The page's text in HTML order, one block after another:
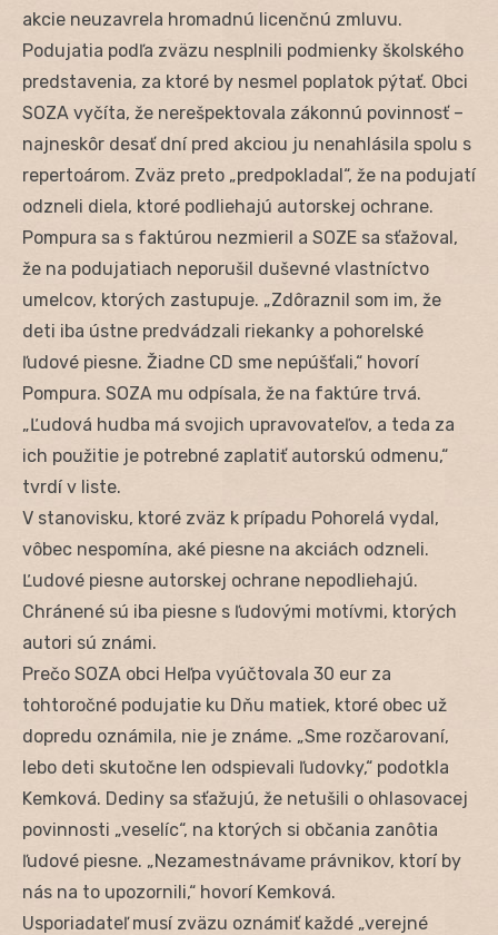
akcie neuzavrela hromadnú licenčnú zmluvu.
Podujatia podľa zväzu nesplnili podmienky školského
predstavenia, za ktoré by nesmel poplatok pýtať. Obci
SOZA vyčíta, že nerešpektovala zákonnú povinnosť –
najneskôr desať dní pred akciou ju nenahlásila spolu s
repertoárom. Zväz preto „predpokladal“, že na podujatí
odzneli diela, ktoré podliehajú autorskej ochrane.
Pompura sa s faktúrou nezmieril a SOZE sa sťažoval,
že na podujatiach neporušil duševné vlastníctvo
umelcov, ktorých zastupuje. „Zdôraznil som im, že
deti iba ústne predvádzali riekanky a pohorelské
ľudové piesne. Žiadne CD sme nepúšťali,“ hovorí
Pompura. SOZA mu odpísala, že na faktúre trvá.
„Ľudová hudba má svojich upravovateľov, a teda za
ich použitie je potrebné zaplatiť autorskú odmenu,“
tvrdí v liste.
V stanovisku, ktoré zväz k prípadu Pohorelá vydal,
vôbec nespomína, aké piesne na akciách odzneli.
Ľudové piesne autorskej ochrane nepodliehajú.
Chránené sú iba piesne s ľudovými motívmi, ktorých
autori sú známi.
Prečo SOZA obci Heľpa vyúčtovala 30 eur za
tohtoročné podujatie ku Dňu matiek, ktoré obec už
dopredu oznámila, nie je známe. „Sme rozčarovaní,
lebo deti skutočne len odspievali ľudovky,“ podotkla
Kemková. Dediny sa sťažujú, že netušili o ohlasovacej
povinnosti „veselíc“, na ktorých si občania zanôtia
ľudové piesne. „Nezamestnávame právnikov, ktorí by
nás na to upozornili,“ hovorí Kemková.
Usporiadateľ musí zväzu oznámiť každé „verejné